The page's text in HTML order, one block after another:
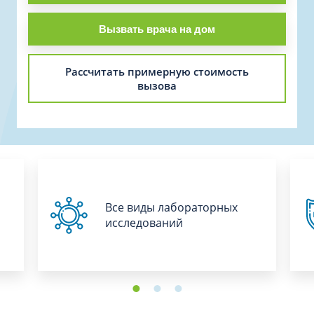
Вызвать врача на дом
Рассчитать примерную стоимость
вызова
Все виды лабораторных
исследований